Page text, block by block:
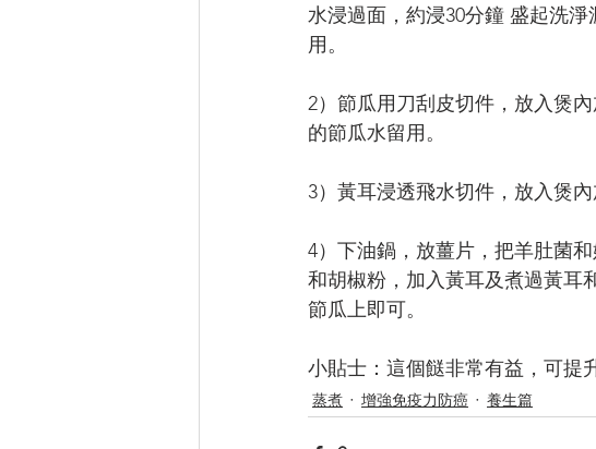
水浸過面，約浸30分鐘 盛起洗淨
用。
2）節瓜用刀刮皮切件，放入煲
的節瓜水留用。
3）黃耳浸透飛水切件，放入煲
4）下油鍋，放薑片，把羊肚菌
和胡椒粉，加入黃耳及煮過黃耳
節瓜上即可。
小貼士：這個餸非常有益，可提
蒸煮 增強免疫力防癌 養生篇